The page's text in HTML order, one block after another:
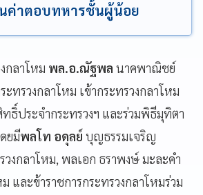
ค่าตอบทหารชั้นผู้น้อย
กลาโหม พล.อ.ณัฐพล นาคพาณิชย์
ะทรวงกลาโหม เข้ากระทรวงกลาโหม
ธิ์ประจำกระทรวงฯ และร่วมพิธีมุทิตา
ยมีพลโท อดุลย์ บุญธรรมเจริญ
วงกลาโหม, พลเอก ธราพงษ์ มะละคำ
และข้าราชการกระทรวงกลาโหมร่วม